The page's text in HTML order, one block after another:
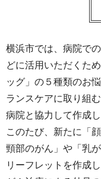
横浜市では、病院で
どに活用いただくた
ッグ」の５種類のお
ランスケアに取り組
病院と協力して作成し
このたび、新たに「
頸部のがん」や「乳
リーフレットを作成し